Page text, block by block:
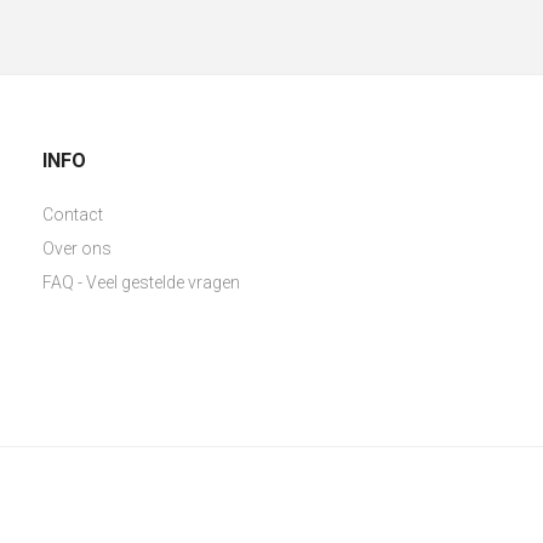
INFO
Contact
Over ons
FAQ - Veel gestelde vragen